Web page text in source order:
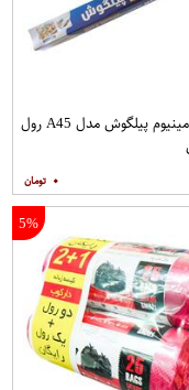
فویل آلومینیوم پیلگوش مدل A45 رول
۰
5%